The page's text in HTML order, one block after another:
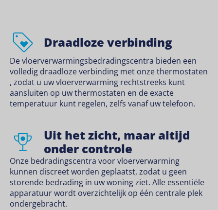
Draadloze verbinding
De vloerverwarmingsbedradingscentra bieden een
volledig draadloze verbinding met onzethermostaten
, zodat u uw vloerverwarming rechtstreeks kunt
aansluiten op uw thermostaten en de exacte
temperatuur kunt regelen, zelfs vanaf uw telefoon.
Uit het zicht, maar altijd
onder controle
Onze bedradingscentra voor vloerverwarming
kunnen discreet worden geplaatst, zodat u geen
storende bedrading in uw woning ziet. Alle essentiële
apparatuur wordt overzichtelijk op één centrale plek
ondergebracht.